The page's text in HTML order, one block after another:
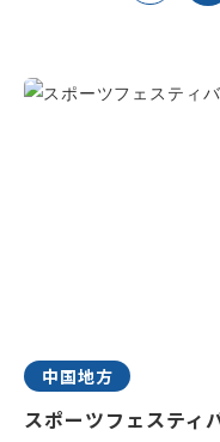
中国地方
スポーツフェステ